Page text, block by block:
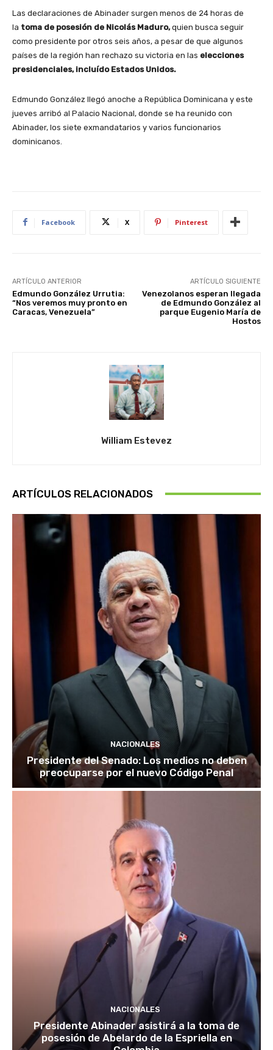
Las declaraciones de Abinader surgen menos de 24 horas de
la toma de posesión de Nicolás Maduro,quien busca seguir
como presidente por otros seis años, a pesar de que algunos
países de la región han rechazo su victoria en las elecciones
presidenciales, incluído Estados Unidos.
Edmundo González llegó anoche a República Dominicana y este
jueves arribó al Palacio Nacional, donde se ha reunido con
Abinader, los siete exmandatarios y varios funcionarios
dominicanos.
Facebook X Pinterest
ARTÍCULO ANTERIOR
Edmundo González Urrutia:
“Nos veremos muy pronto en
Caracas, Venezuela”
ARTÍCULO SIGUIENTE
Venezolanos esperan llegada
de Edmundo González al
parque Eugenio María de
Hostos
William Estevez
ARTÍCULOS RELACIONADOS
NACIONALES
Presidente del Senado: Los medios no deben
preocuparse por el nuevo Código Penal
NACIONALES
Presidente Abinader asistirá a la toma de
posesión de Abelardo de la Espriella en